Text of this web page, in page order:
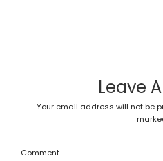
Leave
Your email address will not be
Comment